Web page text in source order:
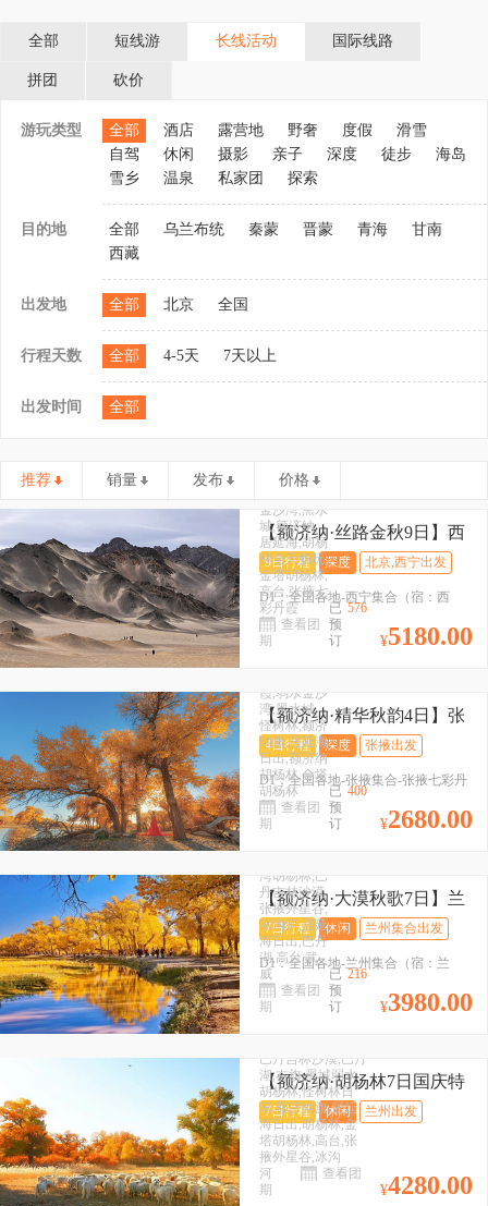
全部 短线游 长线活动 国际线路
拼团 砍价
游玩类型 全部 酒店 露营地 野奢 度假
滑雪
自驾
休闲 摄影 亲子 深度 徒步
海岛
雪乡
温泉 私家团 探索
目的地 全部 乌兰布统 秦蒙 晋蒙 青海
甘南
西藏
出发地 全部 北京 全国
行程天数 全部 4-5天 7天以上
出发时间 全部
推荐 销量 发布 价格
【额济纳·丝路金秋9日】西
宁+大漠胡杨林景区+弱水金
沙湾+金塔胡杨林+莫高窟
+青海湖黑马河+茶卡盐湖
+七彩丹霞+鸣沙山+察尔汗
盐湖+大柴旦翡翠湖+居延海
小包团
9日行程 深度 北京,西宁出发
D1：全国各地-西宁集合（宿：西
宁）
D2：西宁-青海湖黑马河-茶卡盐湖-德
湖-大柴旦（宿：大柴旦）
D4：大柴...
目的地：
西宁,青海湖
黑马河,茶卡
盐湖,德令
煌,莫高窟,
金沙湾,黑水
城,额济纳,
居延海,胡杨
林全天畅玩,
金塔胡杨林,
高台,张掖七
彩丹霞
查看团
期
已
预
订
576
¥5180.00
【额济纳·精华秋韵4日】张
掖+额济纳胡杨林+金塔胡杨
林+弱水金沙湾胡杨林+张掖
七彩丹霞+居延海日出+怪树
林落日+2-8人小包团
4日行程 深度 张掖出发
D1：全国各地-张掖集合-张掖七彩丹
霞-高台（宿：高台）
D2：高台-弱水金沙湾-黑水城-怪树
畅玩-额济...
霞,弱水金沙
湾,黑水城,
怪树林,额济
纳旗,居延海
日出,额济纳
胡杨林,金塔
胡杨林
查看团
期
已
预
订
400
¥2680.00
【额济纳·大漠秋歌7日】兰
州+额济纳胡杨林+怪树林
+金塔胡杨林+弱水金沙湾胡
杨林+巴丹吉林沙漠+张掖外
星谷+冰沟河+居延海日出+8
人拼团&2-8人小包团
7日行程 休闲 兰州集合出发
D1：全国各地-兰州集合（宿：兰
州）
D2：兰州-巴丹吉林沙漠·巴丹湖-巴丹
落-额济纳（宿：额济纳）
D4...
目的地：
额济纳,兰
州,额济纳胡
杨林,怪树
湾胡杨林,巴
丹吉林沙漠,
张掖外星谷,
冰沟河,居延
海日出,巴丹
湖,高台,武
威
查看团
期
已
预
订
216
¥3980.00
【额济纳·胡杨林7日国庆特
辑】兰州+巴丹吉林沙漠+巴
丹湖+右旗+黑城弱水胡杨林
+怪树林日落+额济纳旗+居
延海日出+胡杨林+金塔胡杨
林+高台+张掖外星谷+冰沟
7日行程 休闲 兰州出发
巴丹吉林沙漠,巴丹
湖,右旗,黑城弱水
胡杨林,怪树林日
落,额济纳旗,居延
海日出,胡杨林,金
塔胡杨林,高台,张
掖外星谷,冰沟
河
查看团
期
¥4280.00
目的地：
额济纳,兰
州,张掖外星
谷,高台,黑